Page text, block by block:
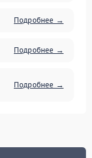
Подробнее →
Подробнее →
Подробнее →
Подробнее →